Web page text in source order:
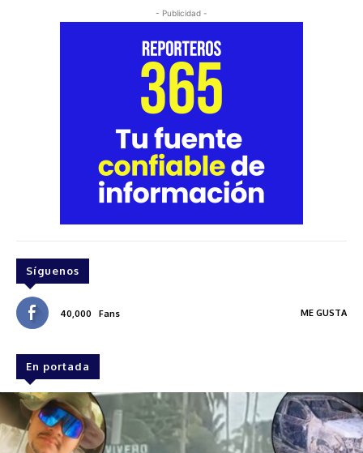
- Publicidad -
Síguenos
40,000 Fans ME GUSTA
En portada